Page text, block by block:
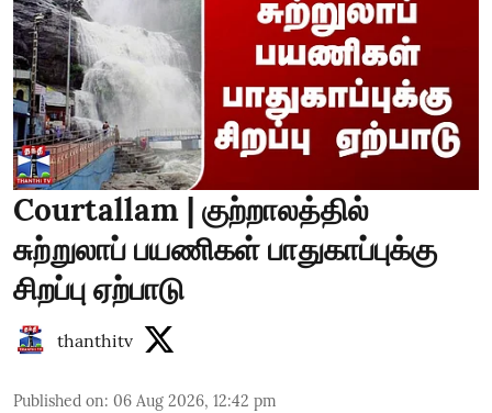
Courtallam | குற்றாலத்தில்
சுற்றுலாப் பயணிகள் பாதுகாப்புக்கு
சிறப்பு ஏற்பாடு
thanthitv
Published on: 06 Aug 2026, 12:42 pm